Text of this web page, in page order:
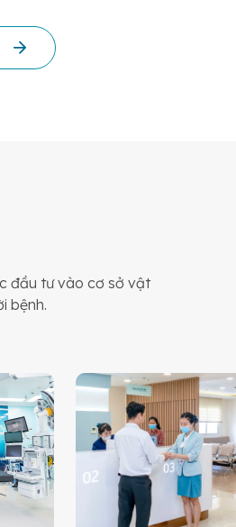
đầu tư vào cơ sở vật
bệnh.